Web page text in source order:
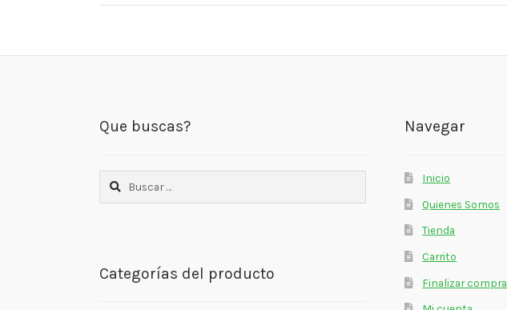
Que buscas?
Buscar:
Categorías del producto
Navegar
Inicio
Quienes Somos
Tienda
Carrito
Finalizar compra